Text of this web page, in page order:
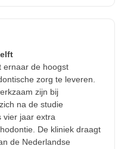
ernaar de hoogst
zorg te leveren.
zijn bij
na de studie
vier jaar extra
De kliniek draagt
de Nederlandse